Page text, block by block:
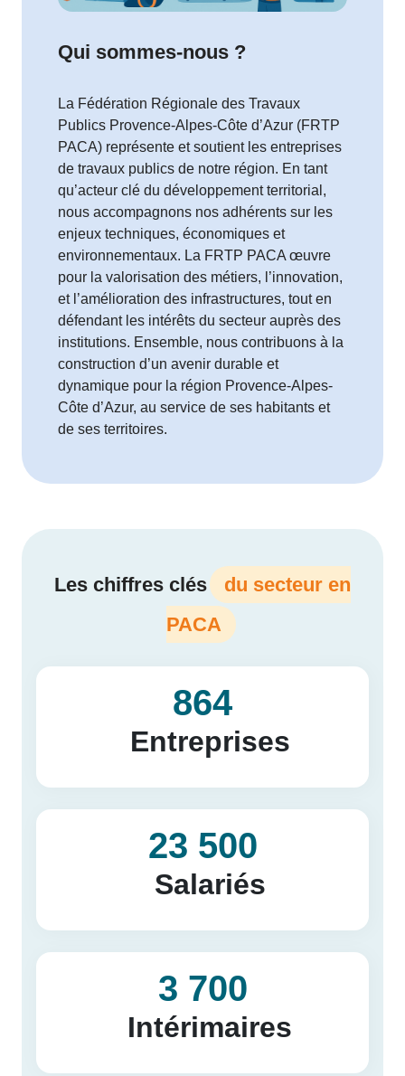
Qui sommes-nous ?
La Fédération Régionale des Travaux
Publics Provence-Alpes-Côte d’Azur (FRTP
PACA) représente et soutient les entreprises
de travaux publics de notre région. En tant
qu’acteur clé du développement territorial,
nous accompagnons nos adhérents sur les
enjeux techniques, économiques et
environnementaux. La FRTP PACA œuvre
pour la valorisation des métiers, l’innovation,
et l’amélioration des infrastructures, tout en
défendant les intérêts du secteur auprès des
institutions. Ensemble, nous contribuons à la
construction d’un avenir durable et
dynamique pour la région Provence-Alpes-
Côte d’Azur, au service de ses habitants et
de ses territoires.
Les chiffres clés
du secteur en
PACA
864
Entreprises
23 500
Salariés
3 700
Intérimaires